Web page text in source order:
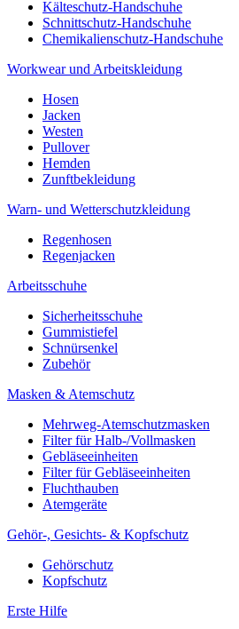
Kälteschutz-Handschuhe
Schnittschutz-Handschuhe
Chemikalienschutz-Handschuhe
Workwear und Arbeitskleidung
Hosen
Jacken
Westen
Pullover
Hemden
Zunftbekleidung
Warn- und Wetterschutzkleidung
Regenhosen
Regenjacken
Arbeitsschuhe
Sicherheitsschuhe
Gummistiefel
Schnürsenkel
Zubehör
Masken & Atemschutz
Mehrweg-Atemschutzmasken
Filter für Halb-/Vollmasken
Gebläseeinheiten
Filter für Gebläseeinheiten
Fluchthauben
Atemgeräte
Gehör-, Gesichts- & Kopfschutz
Gehörschutz
Kopfschutz
Erste Hilfe